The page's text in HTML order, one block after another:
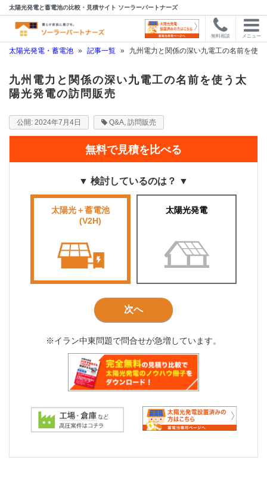
太陽光発電と蓄電池の比較・見積サイト ソーラーパートナーズ
無料相談 メニュー
太陽光発電・蓄電池 » 記事一覧 » 九州電力と関係の深い九電工の名前を使
九州電力と関係の深い九電工の名前を使う太
陽光発電の訪問販売
2024年7月4日 Q&A, 訪問販売
無料で見積を比べる
▼ 検討しているのは？ ▼
太陽光＋蓄電池
(V2H)
太陽光発電
次へ
※イラン中東問題で問合せが急増しています。